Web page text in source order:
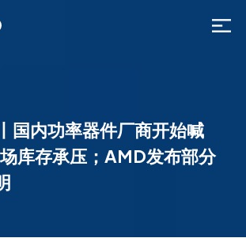
国内功率器件厂商开始喊
库存承压；AMD发布部分